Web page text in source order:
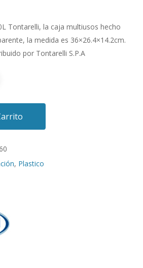
Tontarelli, la caja multiusos hecho
la medida es 36×26.4×14.2cm.
por Tontarelli S.P.A
, Plastico